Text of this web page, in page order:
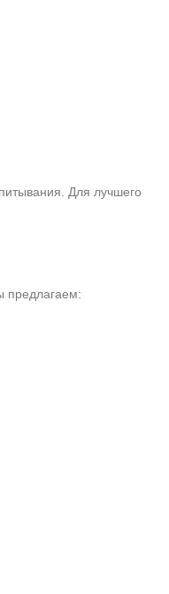
Для лучшего
предлагаем: